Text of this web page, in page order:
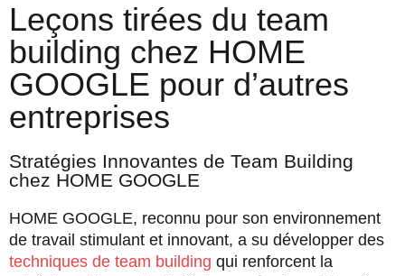
Leçons tirées du team
building chez HOME
GOOGLE pour d’autres
entreprises
Stratégies Innovantes de Team Building
chez HOME GOOGLE
HOME GOOGLE, reconnu pour son environnement
de travail stimulant et innovant, a su développer des
techniques de team building qui renforcent la